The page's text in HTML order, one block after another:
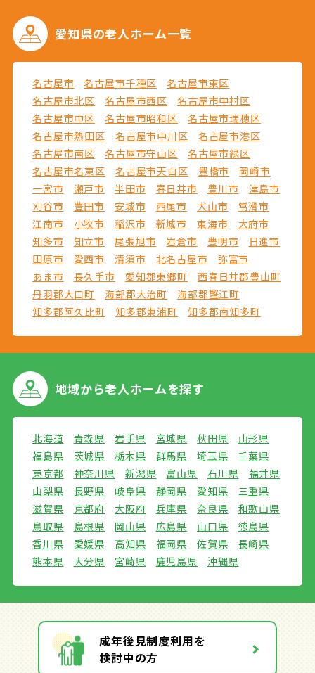
愛知県の老人ホーム一覧
名古屋市 名古屋市千種区
名古屋市東区
名古屋市北区
名古屋市西区
名古屋市中村区
名古屋市中区
名古屋市昭和区
名古屋市瑞穂区
名古屋市熱田区
名古屋市中川区
名古屋市港区
名古屋市南区
名古屋市守山区
名古屋市緑区
名古屋市名東区
名古屋市天白区 豊橋市
岡崎市
一宮市
瀬戸市 半田市 春日井市 豊川市
津島市
刈谷市
豊田市 安城市 西尾市 犬山市
常滑市
江南市
小牧市 稲沢市 新城市 東海市
大府市
知多市
知立市 尾張旭市 岩倉市 豊明市
日進市
田原市
愛西市 清須市 北名古屋市
弥富市
あま市
長久手市 愛知郡東郷町
西春日井郡豊山町
丹羽郡大口町
海部郡大治町
海部郡蟹江町
知多郡阿久比町
知多郡東浦町 知多郡南知多町
地域から老人ホームを探す
北海道 青森県 岩手県 宮城県 秋田県
山形県
福島県
茨城県 栃木県 群馬県 埼玉県
千葉県
東京都
神奈川県 新潟県 富山県 石川県
福井県
山梨県
長野県 岐阜県 静岡県 愛知県
三重県
滋賀県
京都府 大阪府 兵庫県 奈良県
和歌山県
鳥取県
島根県 岡山県 広島県 山口県
徳島県
香川県
愛媛県 高知県 福岡県 佐賀県
長崎県
熊本県
大分県 宮崎県 鹿児島県 沖縄県
成年後見制度利用を
検討中の方